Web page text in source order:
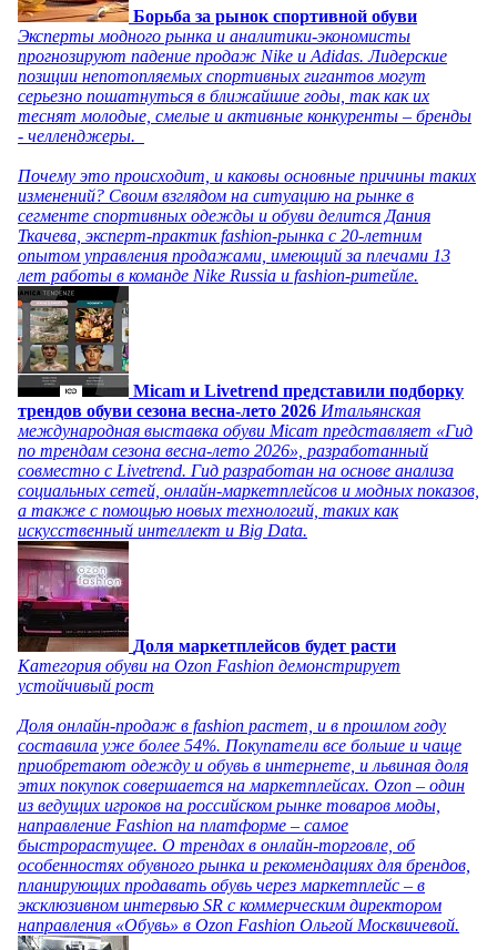
Борьба за рынок спортивной обуви
Эксперты модного рынка и аналитики-экономисты
прогнозируют падение продаж Nike и Adidas. Лидерские
позиции непотопляемых спортивных гигантов могут
серьезно пошатнуться в ближайшие годы, так как их
теснят молодые, смелые и активные конкуренты – бренды
- челленджеры.
Почему это происходит, и каковы основные причины таких
изменений? Своим взглядом на ситуацию на рынке в
сегменте спортивных одежды и обуви делится Дания
Ткачева, эксперт-практик fashion-рынка с 20-летним
опытом управления продажами, имеющий за плечами 13
лет работы в команде Nike Russia и fashion-ритейле.
Micam и Livetrend представили подборку
трендов обуви сезона весна-лето 2026 Итальянская
международная выставка обуви Micam представляет «Гид
по трендам сезона весна-лето 2026», разработанный
совместно с Livetrend. Гид разработан на основе анализа
социальных сетей, онлайн-маркетплейсов и модных показов,
а также с помощью новых технологий, таких как
искусственный интеллект и Big Data.
Доля маркетплейсов будет расти
Категория обуви на Ozon Fashion демонстрирует
устойчивый рост
Доля онлайн-продаж в fashion растет, и в прошлом году
составила уже более 54%. Покупатели все больше и чаще
приобретают одежду и обувь в интернете, и львиная доля
этих покупок совершается на маркетплейсах. Ozon – один
из ведущих игроков на российском рынке товаров моды,
направление Fashion на платформе – самое
быстрорастущее. О трендах в онлайн-торговле, об
особенностях обувного рынка и рекомендациях для брендов,
планирующих продавать обувь через маркетплейс – в
эксклюзивном интервью SR с коммерческим директором
направления «Обувь» в Ozon Fashion Ольгой Москвичевой.